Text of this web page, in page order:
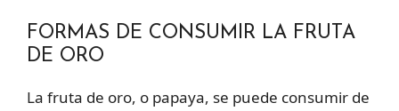
FORMAS DE CONSUMIR LA FRUTA
DE ORO
La fruta de oro, o papaya, se puede consumir de